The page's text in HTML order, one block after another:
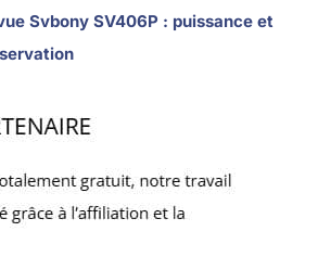
Svbony SV406P : puissance et